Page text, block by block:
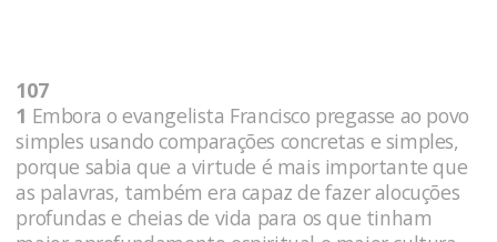
107
1 Embora o evangelista Francisco pregasse ao povo
simples usando comparações concretas e simples,
porque sabia que a virtude é mais importante que
as palavras, também era capaz de fazer alocuções
profundas e cheias de vida para os que tinham